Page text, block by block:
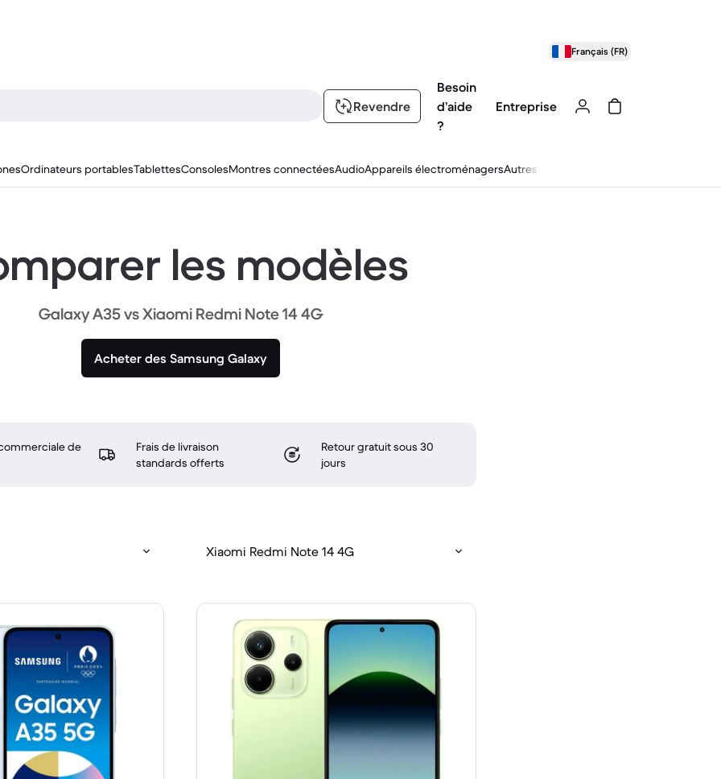
Français (FR)
Revendre
Besoin
d’aide
?
Entreprise
Ordinateurs portablesTablettesConsolesMontres connectéesAudioAppareils électroménagersAutres
les modèles
Galaxy A35 vs Xiaomi Redmi Note 14 4G
Acheter des Samsung Galaxy
de
Frais de livraison
standards offerts
Retour gratuit sous 30
jours
Xiaomi Redmi Note 14 4G